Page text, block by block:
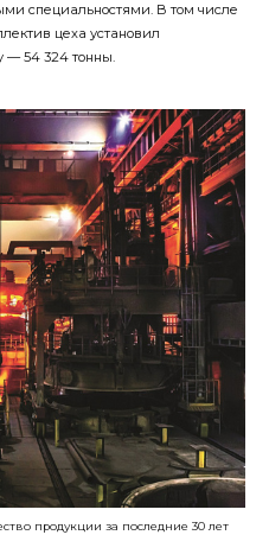
специальностями. В том числе
цеха установил
— 54 324 тонны.
продукции за последние 30 лет